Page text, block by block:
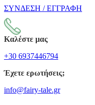
ΣΥΝΔΕΣΗ / ΕΓΓΡΑΦΗ
Καλέστε μας
+30 6937446794
Έχετε ερωτήσεις;
info@fairy-tale.gr